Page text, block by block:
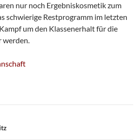
nur noch Ergebniskosmetik zum
schwierige Restprogramm im letzten
um den Klassenerhalt für die
werden.